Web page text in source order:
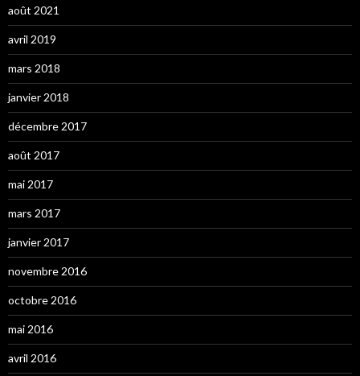
août 2021
avril 2019
mars 2018
janvier 2018
décembre 2017
août 2017
mai 2017
mars 2017
janvier 2017
novembre 2016
octobre 2016
mai 2016
avril 2016